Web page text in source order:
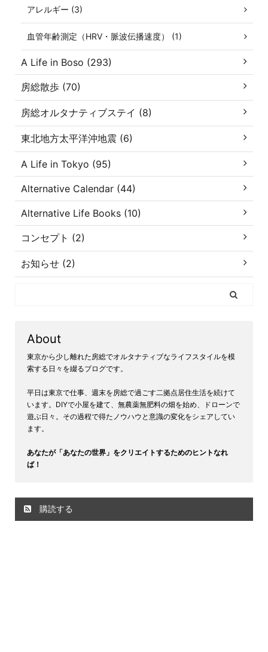
アレルギー (3)
血管年齢測定（HRV・脈波伝播速度） (1)
A Life in Boso (293)
房総散歩 (70)
房総オルタナティブステイ (8)
東北地方太平洋沖地震 (6)
A Life in Tokyo (95)
Alternative Calendar (44)
Alternative Life Books (10)
コンセプト (2)
お知らせ (2)
About
東京から少し離れた房総でオルタナティブなライフスタイルを模
索する日々を綴るブログです。
平日は東京で仕事、週末を房総で過ごす二拠点居住生活を続けて
います。DIYで小屋を建て、無農薬無肥料の畑を始め、ドローンで
遊ぶ日々。その過程で得たノウハウと意識の変化をシェアしてい
ます。
あなたが「あなたの世界」をクリエイトするためのヒントなれ
ば！
購読する